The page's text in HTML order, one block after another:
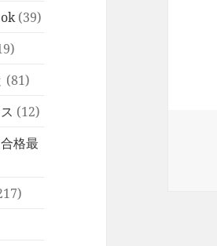
(39)
(81)
(12)
格最